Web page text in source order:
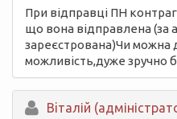
При відправці ПН
що вона відправлена (за
зареєстрована)Чи можна
можливість,дуже зручно
Вiталій